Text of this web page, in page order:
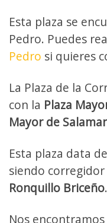
Esta plaza se
Pedro. Puedes
Pedro si quieres
La Plaza de la
con la Plaza
Mayor de
Esta plaza data
siendo
Ronquillo Briceño.
Nos